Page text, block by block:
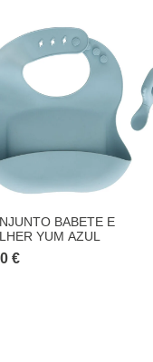
BABETE E
YUM AZUL
€